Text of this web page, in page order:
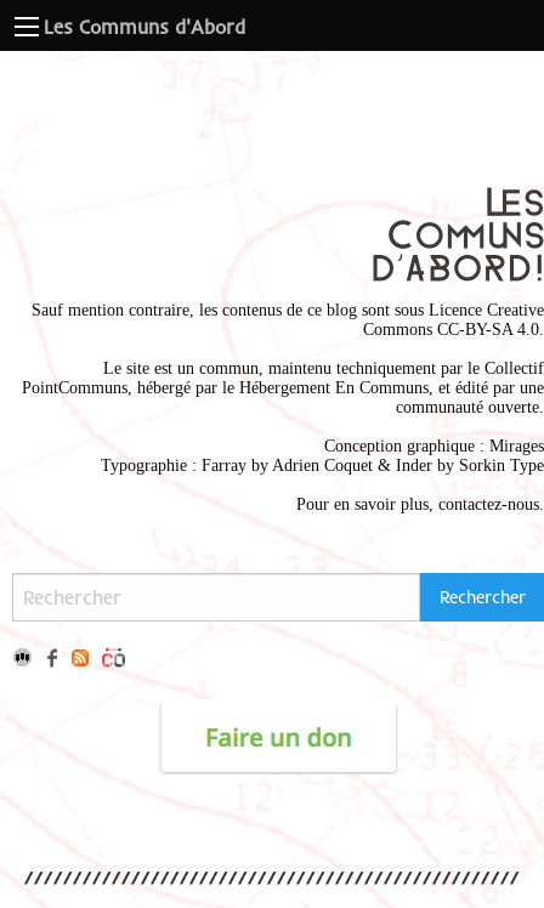
Les Communs d'Abord
Sauf mention contraire, les contenus de ce blog sont sous Licence Creative
Commons CC-BY-SA 4.0
Le site est un commun, maintenu techniquement par le Collectif
PointCommuns , hébergé par le Hébergement En Communs , et édité par une
communauté ouverte.
Conception graphique : Mirages
Typographie : Farray by Adrien Coquet & Inder by Sorkin Type
Pour en savoir plus, contactez-nous